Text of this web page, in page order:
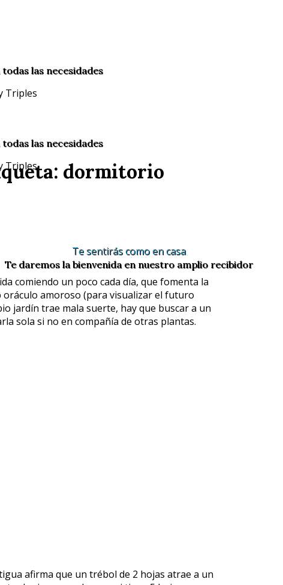
las necesidades
las necesidades
Te sentirás como en casa
Te daremos la bienvenida en nuestro amplio recibidor
dormitorio
comiendo un poco cada día, que fomenta la
oráculo amoroso (para visualizar el futuro
jardín trae mala suerte, hay que buscar a un
sola si no en compañía de otras plantas.
afirma que un trébol de 2 hojas atrae a un